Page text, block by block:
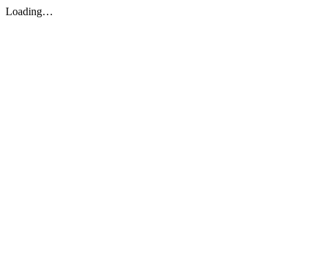
Loading…